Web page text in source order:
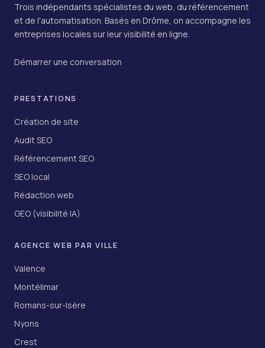
Trois indépendants spécialistes du web, du référencement
et de l'automatisation. Basés en Drôme, on accompagne les
entreprises locales sur leur visibilité en ligne.
Démarrer une conversation
PRESTATIONS
Création de site
Audit SEO
Référencement SEO
SEO local
Rédaction web
GEO (visibilité IA)
AGENCE WEB PAR VILLE
Valence
Montélimar
Romans-sur-Isère
Nyons
Crest